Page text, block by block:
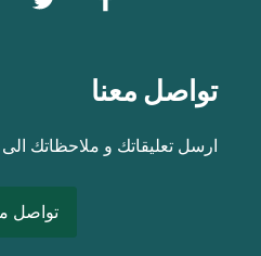
تواصل معنا
ارسل تعليقاتك و ملاحظاتك الى
تواصل